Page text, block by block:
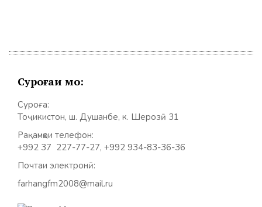
Суроғаи мо:
Суроға:
Тоҷикистон, ш. Душанбе, к. Шерозӣ 31
Рақамҳои телефон:
+992 37 227-77-27, +992 934-83-36-36
Почтаи электронӣ:
farhangfm2008@mail.ru